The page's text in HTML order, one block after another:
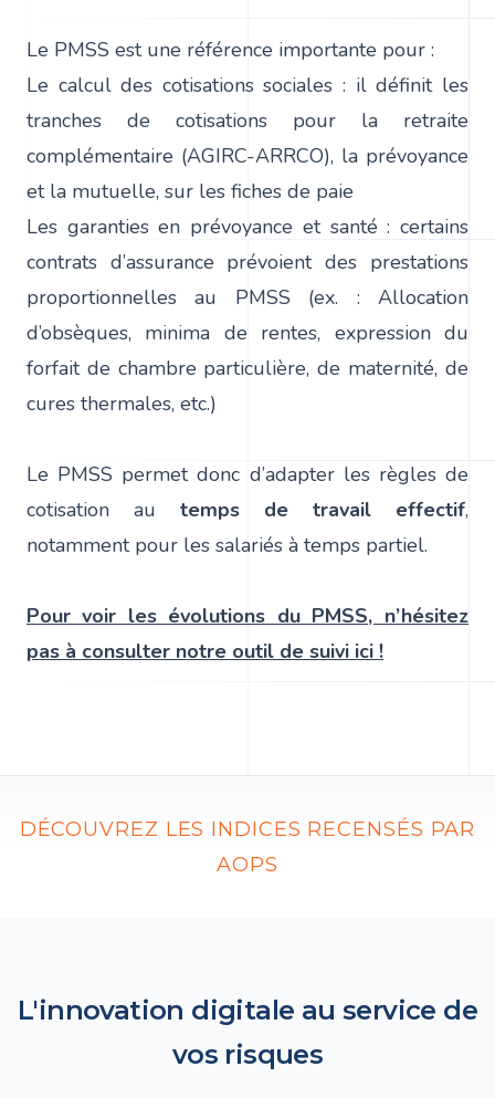
Le PMSS est une référence importante pour :
Le calcul des cotisations sociales : il définit les
tranches de cotisations pour la retraite
complémentaire (AGIRC-ARRCO), la prévoyance
et la mutuelle, sur les fiches de paie
Les garanties en prévoyance et santé : certains
contrats d’assurance prévoient des prestations
proportionnelles au PMSS (ex. : Allocation
d’obsèques, minima de rentes, expression du
forfait de chambre particulière, de maternité, de
cures thermales, etc.)
Le PMSS permet donc d’adapter les règles de
cotisation au temps de travail effectif,
notamment pour les salariés à temps partiel.
Pour voir les évolutions du PMSS, n’hésitez
pas à consulter notre outil de suivi ici !
DÉCOUVREZ LES INDICES RECENSÉS PAR
AOPS
L'innovation digitale au service de
vos risques